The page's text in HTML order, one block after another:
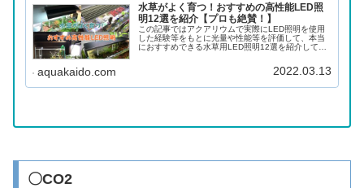
水草がよく育つ！おすすめの高性能LED照
明12選を紹介【プロも絶賛！】
この記事ではアクアリウムで実際にLED照明を使用
した経験等をもとに光量や性能等を評価して、本当
におすすめできる水草用LED照明12選を紹介してい
aquakaido.com 2022.03.13
〇CO2